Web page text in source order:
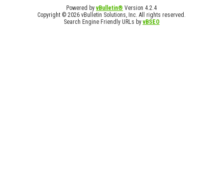
Powered byvBulletin® Version 4.2.4
Copyright © 2026 vBulletin Solutions, Inc. All rights reserved.
Search Engine Friendly URLs byvBSEO